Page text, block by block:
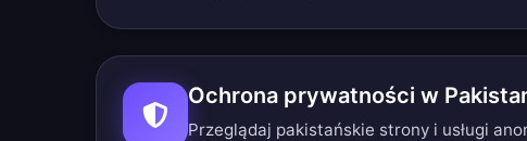
Ochrona prywatności w
Przeglądaj pakistańskie strony i usługi